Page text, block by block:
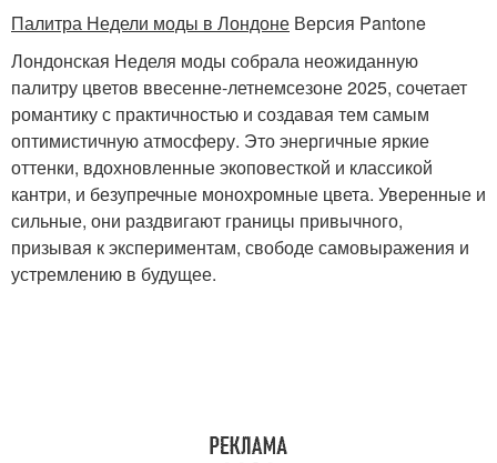
Палитра Недели моды в Лондоне Версия Pantone
Лондонская Неделя моды собрала неожиданную
палитру цветов ввесенне-летнемсезоне 2025, сочетает
романтику с практичностью и создавая тем самым
оптимистичную атмосферу. Это энергичные яркие
оттенки, вдохновленные экоповесткой и классикой
кантри, и безупречные монохромные цвета. Уверенные и
сильные, они раздвигают границы привычного,
призывая к экспериментам, свободе самовыражения и
устремлению в будущее.